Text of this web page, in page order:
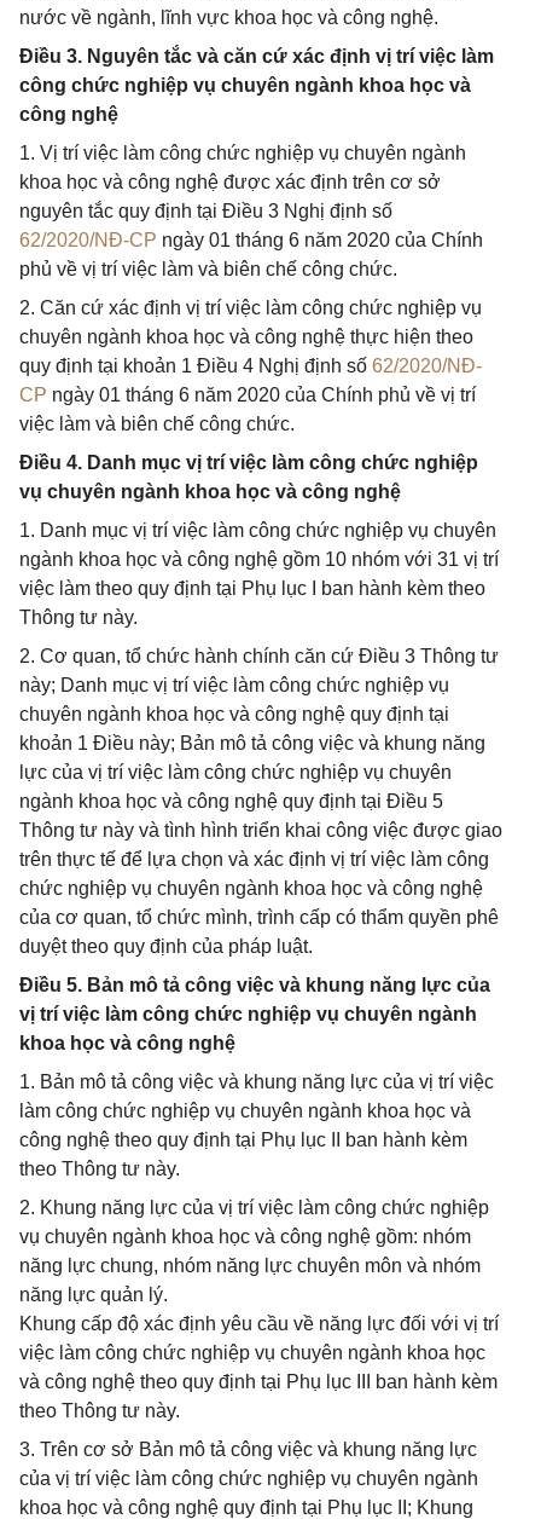
nước về ngành, lĩnh vực khoa học và công nghệ.
Điều 3. Nguyên tắc và căn cứ xác định vị trí việc làm
công chức nghiệp vụ chuyên ngành khoa học và
công nghệ
1. Vị trí việc làm công chức nghiệp vụ chuyên ngành
khoa học và công nghệ được xác định trên cơ sở
nguyên tắc quy định tại Điều 3 Nghị định số
62/2020/NĐ-CP ngày 01 tháng 6 năm 2020 của Chính
phủ về vị trí việc làm và biên chế công chức.
2. Căn cứ xác định vị trí việc làm công chức nghiệp vụ
chuyên ngành khoa học và công nghệ thực hiện theo
quy định tại khoản 1 Điều 4 Nghị định số 62/2020/NĐ-
CP ngày 01 tháng 6 năm 2020 của Chính phủ về vị trí
việc làm và biên chế công chức.
Điều 4. Danh mục vị trí việc làm công chức nghiệp
vụ chuyên ngành khoa học và công nghệ
1. Danh mục vị trí việc làm công chức nghiệp vụ chuyên
ngành khoa học và công nghệ gồm 10 nhóm với 31 vị trí
việc làm theo quy định tại Phụ lục I ban hành kèm theo
Thông tư này.
2. Cơ quan, tổ chức hành chính căn cứ Điều 3 Thông tư
này; Danh mục vị trí việc làm công chức nghiệp vụ
chuyên ngành khoa học và công nghệ quy định tại
khoản 1 Điều này; Bản mô tả công việc và khung năng
lực của vị trí việc làm công chức nghiệp vụ chuyên
ngành khoa học và công nghệ quy định tại Điều 5
Thông tư này và tình hình triển khai công việc được giao
trên thực tế để lựa chọn và xác định vị trí việc làm công
chức nghiệp vụ chuyên ngành khoa học và công nghệ
của cơ quan, tổ chức mình, trình cấp có thẩm quyền phê
duyệt theo quy định của pháp luật.
Điều 5. Bản mô tả công việc và khung năng lực của
vị trí việc làm công chức nghiệp vụ chuyên ngành
khoa học và công nghệ
1. Bản mô tả công việc và khung năng lực của vị trí việc
làm công chức nghiệp vụ chuyên ngành khoa học và
công nghệ theo quy định tại Phụ lục II ban hành kèm
theo Thông tư này.
2. Khung năng lực của vị trí việc làm công chức nghiệp
vụ chuyên ngành khoa học và công nghệ gồm: nhóm
năng lực chung, nhóm năng lực chuyên môn và nhóm
năng lực quản lý.
Khung cấp độ xác định yêu cầu về năng lực đối với vị trí
việc làm công chức nghiệp vụ chuyên ngành khoa học
và công nghệ theo quy định tại Phụ lục III ban hành kèm
theo Thông tư này.
3. Trên cơ sở Bản mô tả công việc và khung năng lực
của vị trí việc làm công chức nghiệp vụ chuyên ngành
khoa học và công nghệ quy định tại Phụ lục II; Khung